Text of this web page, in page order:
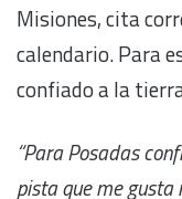
Misiones, cita
calendario. Para
confiado a la
“Para Posadas
pista que me gusta